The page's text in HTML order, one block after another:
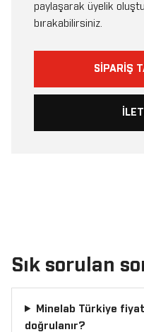
paylaşarak üyelik
bırakabilirsiniz.
SIPARIŞ
Sık sorulan
Minelab Türkiye
doğrulanır?